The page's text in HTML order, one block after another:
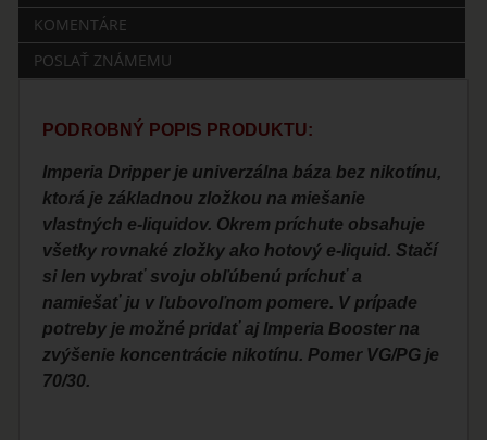
KOMENTÁRE
POSLAŤ ZNÁMEMU
PODROBNÝ POPIS PRODUKTU:
Imperia Dripper je univerzálna báza bez nikotínu,
ktorá je základnou zložkou na miešanie
vlastných e-liquidov. Okrem príchute obsahuje
všetky rovnaké zložky ako hotový e-liquid. Stačí
si len vybrať svoju obľúbenú príchuť a
namiešať ju v ľubovoľnom pomere. V prípade
potreby je možné pridať aj Imperia Booster na
zvýšenie koncentrácie nikotínu. Pomer VG/PG je
70/30.